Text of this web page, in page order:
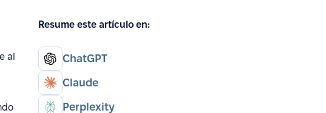
al
Resume este artículo en:
ChatGPT
Claude
Perplexity